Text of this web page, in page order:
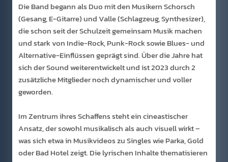
Die Band begann als Duo mit den Musikern Schorsch
(Gesang, E-Gitarre) und Valle (Schlagzeug, Synthesizer),
die schon seit der Schulzeit gemeinsam Musik machen
und stark von Indie-Rock, Punk-Rock sowie Blues- und
Alternative-Einflüssen geprägt sind. Über die Jahre hat
sich der Sound weiterentwickelt und ist 2023 durch 2
zusätzliche Mitglieder noch dynamischer und voller
geworden.
Im Zentrum ihres Schaffens steht ein cineastischer
Ansatz, der sowohl musikalisch als auch visuell wirkt –
was sich etwa in Musikvideos zu Singles wie Parka, Gold
oder Bad Hotel zeigt. Die lyrischen Inhalte thematisieren